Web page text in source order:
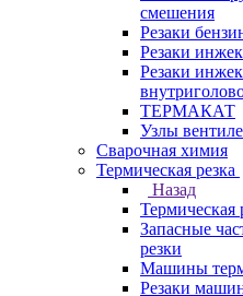
смешения
Резаки
Резаки
Резаки
ТЕРМАКАТ
Узлы
Сварочная химия
Термическая резка
Назад
Термическая
Запасные
резки
Машины
Резаки